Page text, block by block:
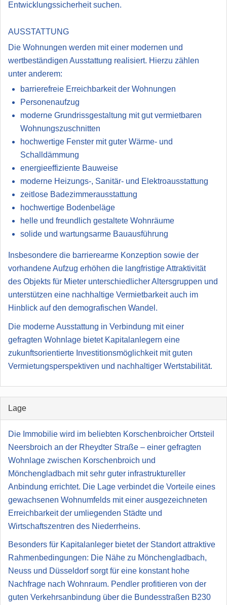
Entwicklungssicherheit suchen.
AUSSTATTUNG
Die Wohnungen werden mit einer modernen und
wertbeständigen Ausstattung realisiert. Hierzu zählen
unter anderem:
barrierefreie Erreichbarkeit der Wohnungen
Personenaufzug
moderne Grundrissgestaltung mit gut vermietbaren
Wohnungszuschnitten
hochwertige Fenster mit guter Wärme- und
Schalldämmung
energieeffiziente Bauweise
moderne Heizungs-, Sanitär- und Elektroausstattung
zeitlose Badezimmerausstattung
hochwertige Bodenbeläge
helle und freundlich gestaltete Wohnräume
solide und wartungsarme Bauausführung
Insbesondere die barrierearme Konzeption sowie der
vorhandene Aufzug erhöhen die langfristige Attraktivität
des Objekts für Mieter unterschiedlicher Altersgruppen und
unterstützen eine nachhaltige Vermietbarkeit auch im
Hinblick auf den demografischen Wandel.
Die moderne Ausstattung in Verbindung mit einer
gefragten Wohnlage bietet Kapitalanlegern eine
zukunftsorientierte Investitionsmöglichkeit mit guten
Vermietungsperspektiven und nachhaltiger Wertstabilität.
Lage
Die Immobilie wird im beliebten Korschenbroicher Ortsteil
Neersbroich an der Rheydter Straße – einer gefragten
Wohnlage zwischen Korschenbroich und
Mönchengladbach mit sehr guter infrastruktureller
Anbindung errichtet. Die Lage verbindet die Vorteile eines
gewachsenen Wohnumfelds mit einer ausgezeichneten
Erreichbarkeit der umliegenden Städte und
Wirtschaftszentren des Niederrheins.
Besonders für Kapitalanleger bietet der Standort attraktive
Rahmenbedingungen: Die Nähe zu Mönchengladbach,
Neuss und Düsseldorf sorgt für eine konstant hohe
Nachfrage nach Wohnraum. Pendler profitieren von der
guten Verkehrsanbindung über die Bundesstraßen B230